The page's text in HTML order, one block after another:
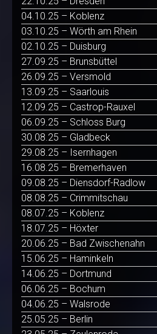
04.10.25 – Koblenz
03.10.25 – Wörth am Rhein
02.10.25 – Duisburg
27.09.25 – Brunsbüttel
26.09.25 – Versmold
13.09.25 – Saarlouis
12.09.25 – Castrop-Rauxel
06.09.25 – Schloss Burg
30.08.25 – Gladbeck
29.08.25 – Isernhagen
16.08.25 – Bremerhaven
09.08.25 – Diensdorf-Radlow
08.08.25 – Crimmitschau
08.07.25 – Koblenz
18.07.25 – Höxter
20.06.25 – Bad Zwischenahn
15.06.25 – Haminkeln
14.06.25 – Dortmund
06.06.25 – Bochum
04.06.25 – Walsrode
25.05.25 – Berlin